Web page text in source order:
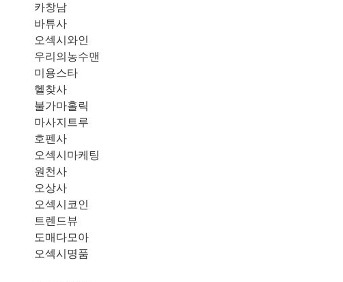
카창남
바튜사
오섹시와인
우리의농수맨
미용스타
헬찾사
불가마홀릭
마사지트루
호펜사
오섹시마케팅
원천사
오상사
오섹시코인
트렌드뷰
도매다모아
오섹시명품